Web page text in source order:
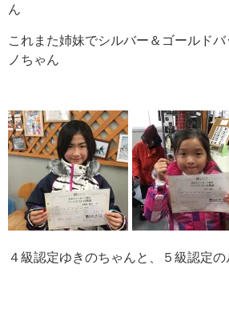
ん
これまた姉妹でシルバー＆ゴールド
ノちゃん
４級認定ゆきのちゃんと、５級認定の